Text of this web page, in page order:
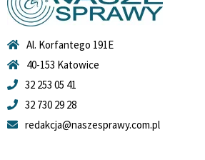
Al. Korfantego 191E
40-153 Katowice
32 253 05 41
32 730 29 28
redakcja@naszesprawy.com.pl